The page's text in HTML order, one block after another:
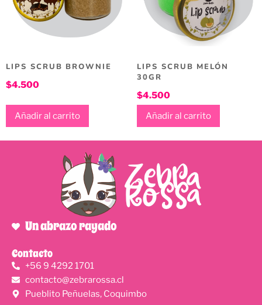
LIPS SCRUB BROWNIE
$4.500
Añadir al carrito
LIPS SCRUB MELÓN
30GR
$4.500
Añadir al carrito
Un abrazo rayado
Contacto
+56 9 4292 1701
contacto@zebrarossa.cl
Pueblito Peñuelas, Coquimbo